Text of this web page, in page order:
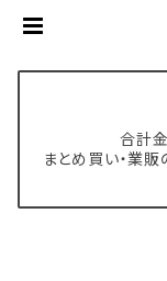
合計
まとめ買い・業